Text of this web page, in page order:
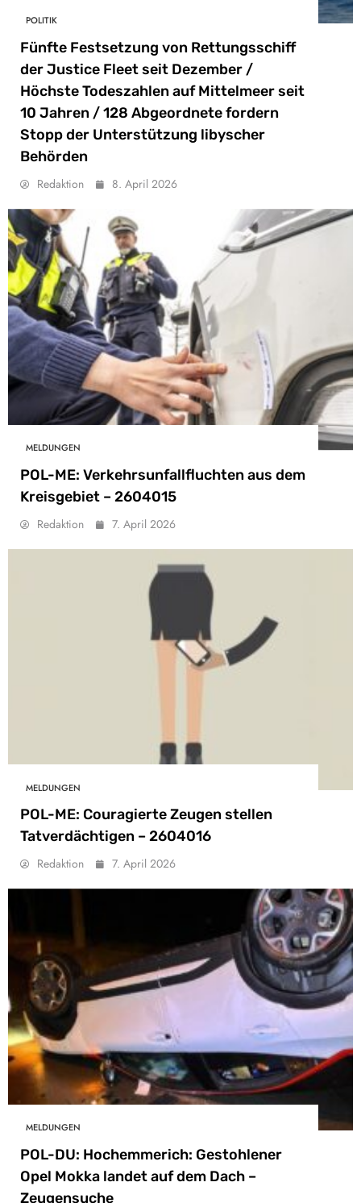
POLITIK
Fünfte Festsetzung von Rettungsschiff
der Justice Fleet seit Dezember /
Höchste Todeszahlen auf Mittelmeer seit
10 Jahren / 128 Abgeordnete fordern
Stopp der Unterstützung libyscher
Behörden
Redaktion 8. April 2026
MELDUNGEN
POL-ME: Verkehrsunfallfluchten aus dem
Kreisgebiet – 2604015
Redaktion 7. April 2026
MELDUNGEN
POL-ME: Couragierte Zeugen stellen
Tatverdächtigen – 2604016
Redaktion 7. April 2026
MELDUNGEN
POL-DU: Hochemmerich: Gestohlener
Opel Mokka landet auf dem Dach –
Zeugensuche